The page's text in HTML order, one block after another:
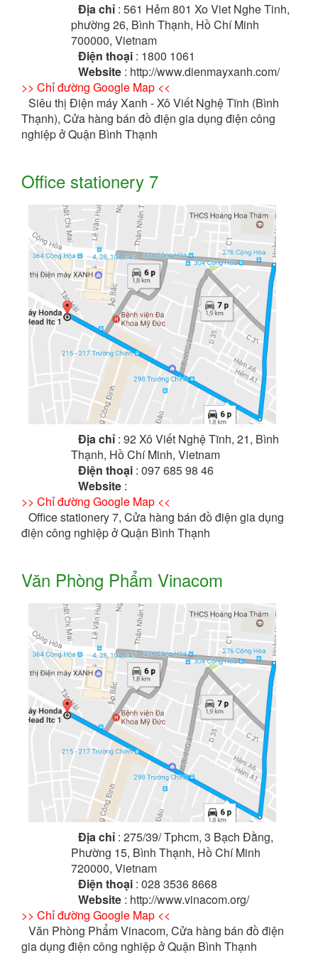
Địa chỉ : 561 Hẻm 801 Xo Viet Nghe Tinh,
phường 26, Bình Thạnh, Hồ Chí Minh
700000, Vietnam
Điện thoại : 1800 1061
Website : http://www.dienmayxanh.com/
>> Chỉ đường Google Map <<
Siêu thị Điện máy Xanh - Xô Viết Nghệ Tĩnh (Bình
Thạnh), Cửa hàng bán đồ điện gia dụng điện công
nghiệp ở Quận Bình Thạnh
Office stationery 7
Địa chỉ : 92 Xô Viết Nghệ Tĩnh, 21, Bình
Thạnh, Hồ Chí Minh, Vietnam
Điện thoại : 097 685 98 46
Website :
>> Chỉ đường Google Map <<
Office stationery 7, Cửa hàng bán đồ điện gia dụng
điện công nghiệp ở Quận Bình Thạnh
Văn Phòng Phẩm Vinacom
Địa chỉ : 275/39/ Tphcm, 3 Bạch Đằng,
Phường 15, Bình Thạnh, Hồ Chí Minh
720000, Vietnam
Điện thoại : 028 3536 8668
Website : http://www.vinacom.org/
>> Chỉ đường Google Map <<
Văn Phòng Phẩm Vinacom, Cửa hàng bán đồ điện
gia dụng điện công nghiệp ở Quận Bình Thạnh